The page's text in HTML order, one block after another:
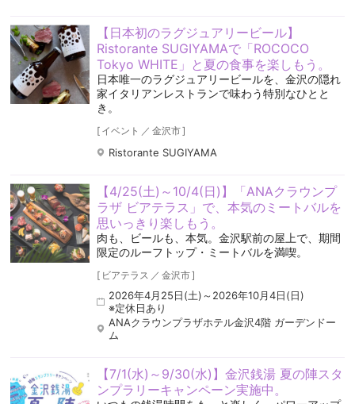
【日本初のラグジュアリービール】
Ristorante SUGIYAMAで「ROCOCO
Tokyo WHITE」と夏の食事を楽しもう。
日本唯一のラグジュアリービールを、金沢の隠れ
家イタリアンレストランで味わう特別なひとと
き。
[ イベント ／ 金沢市]
Ristorante SUGIYAMA
【4/25(土)～10/4(日)】「ANAクラウンプ
ラザ ビアテラス」で、本気のミートバルを
思いっきり楽しもう。
肉も、ビールも、本気。金沢駅前の屋上で、期間
限定のルーフトップ・ミートバルを満喫。
[ ビアテラス ／ 金沢市]
2026年4月25日(土)～2026年10月4日(日)
※定休日あり
ANAクラウンプラザホテル金沢4階 ガーデンドー
ム
【7/1(水)～9/30(水)】金沢銭湯 夏の陣スタ
ンプラリーキャンペーン実施中。